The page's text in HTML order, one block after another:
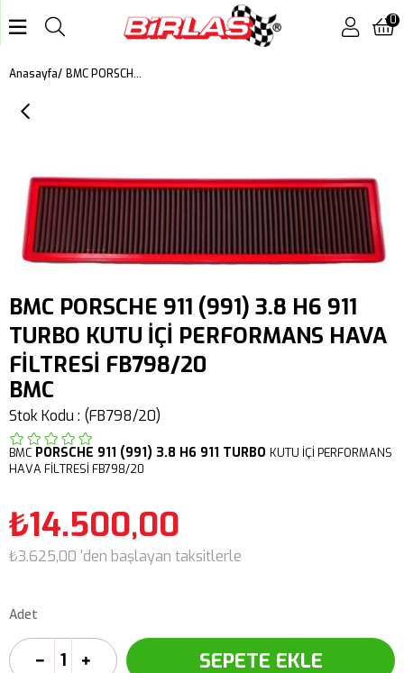
0
Anasayfa BMC PORSCHE 911 (991) 3.8 H6 911 TURBO KUTU İÇİ PERFORMANS HAVA FİLTRESİ FB798/20
BMC PORSCHE 911 (991) 3.8 H6 911
TURBO KUTU İÇİ PERFORMANS HAVA
FİLTRESİ FB798/20
BMC
Stok Kodu (FB798/20)
BMC PORSCHE 911 (991) 3.8 H6 911 TURBO KUTU İÇİ PERFORMANS
HAVA FİLTRESİ FB798/20
₺14.500,00
₺3.625,00 'den başlayan taksitlerle
Adet